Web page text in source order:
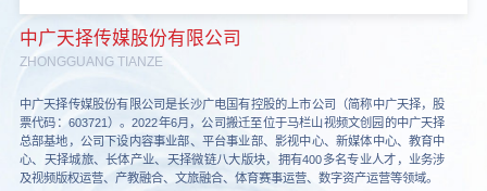
中广天择传媒股份有限公司
ZHONGGUANG TIANZE
中广天择传媒股份有限公司是长沙广电国有控股的上市公司（简称中广天择，股
票代码：603721）。2022年6月，公司搬迁至位于马栏山视频文创园的中广天择
总部基地，公司下设内容事业部、平台事业部、影视中心、新媒体中心、教育中
心、天择城旅、长体产业、天择微链八大版块，拥有400多名专业人才，业务涉
及视频版权运营、产教融合、文旅融合、体育赛事运营、数字资产运营等领域。